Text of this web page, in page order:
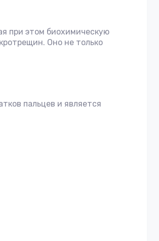
при этом биохимическую
Оно не только
пальцев и является